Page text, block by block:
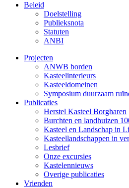
Beleid
Doelstelling
Publieksnota
Statuten
ANBI
Projecten
ANWB borden
Kasteelinterieurs
Kasteeldomeinen
Symposium duurzaam
Publicaties
Herstel Kasteel Borgharen
Burchten en landhuizen
Kasteel en Landschap in
Kasteellandschappen in
Lesbrief
Onze excursies
Kastelennieuws
Overige publicaties
Vrienden